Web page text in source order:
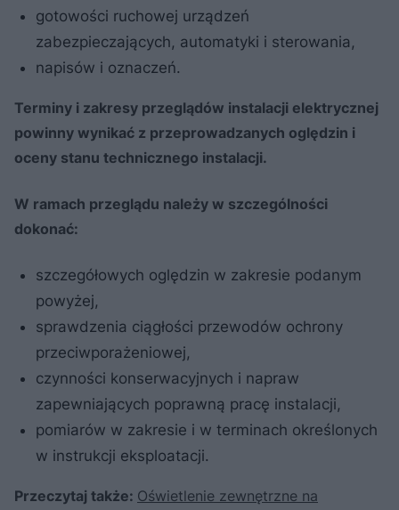
gotowości ruchowej urządzeń
zabezpieczających, automatyki i sterowania,
napisów i oznaczeń.
Terminy i zakresy przeglądów instalacji elektrycznej
powinny wynikać z przeprowadzanych oględzin i
oceny stanu technicznego instalacji.
W ramach przeglądu należy w szczególności
dokonać:
szczegółowych oględzin w zakresie podanym
powyżej,
sprawdzenia ciągłości przewodów ochrony
przeciwporażeniowej,
czynności konserwacyjnych i napraw
zapewniających poprawną pracę instalacji,
pomiarów w zakresie i w terminach określonych
w instrukcji eksploatacji.
Przeczytaj także: Oświetlenie zewnętrzne na